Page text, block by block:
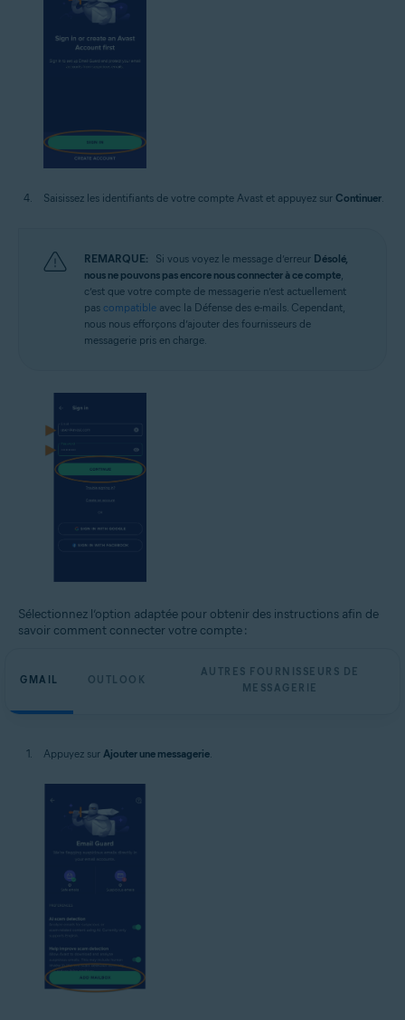
Saisissez les identifiants de votre compte Avast et appuyez sur Continuer.
REMARQUE: Si vous voyez le message d’erreur Désolé,
nous ne pouvons pas encore nous connecter à ce compte,
c’est que votre compte de messagerie n’est actuellement
pas compatible avec la Défense des e-mails. Cependant,
nous nous efforçons d’ajouter des fournisseurs de
messagerie pris en charge.
Sélectionnez l’option adaptée pour obtenir des instructions afin de
savoir comment connecter votre compte :
GMAIL OUTLOOK
AUTRES FOURNISSEURS DE
MESSAGERIE
Appuyez sur Ajouter une messagerie